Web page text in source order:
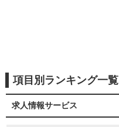
項目別ランキング一覧
求人情報サービス